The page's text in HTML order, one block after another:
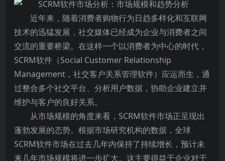
近年来，随着消费者购物行为日趋多样化和互联网
技术的迅猛发展，社交媒体已经成为企业与消费者之间
交流的重要桥梁。在这样一个以消费者为中心的时代，
SCRM软件（Social Customer Relationship
Management，社交客户关系管理软件）应运而生，通
过整合多个社交平台、分析用户数据，协助企业建立并
维护与客户的良好关系。
从市场规模的角度来看，SCRM软件市场正呈现出
蓬勃发展的态势。根据市场研究机构的数据，全球
SCRM软件市场在过去几年内保持了持续增长，预计未
来几年市场规模将进一步扩大。这主要得益于企业对于